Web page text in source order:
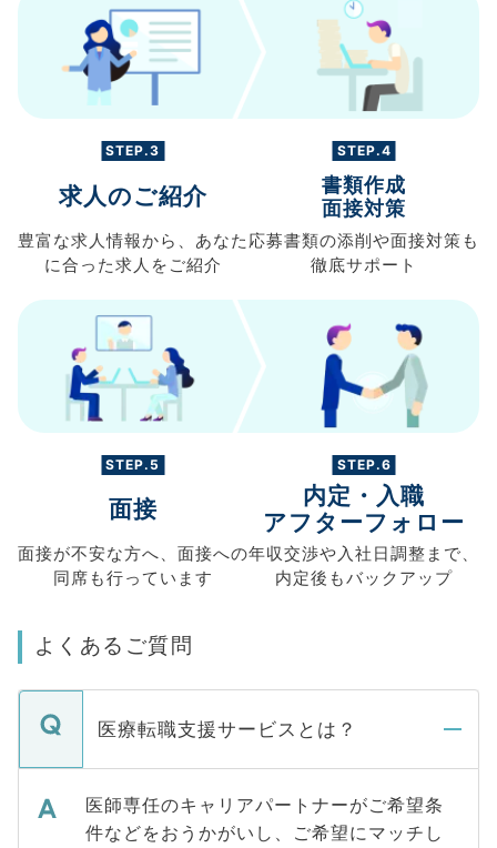
STEP.3
求人のご紹介
豊富な求人情報から、 あなた
に合った求人を ご紹介
STEP.4
書類作成
面接対策
応募書類の添削や面接対策も
徹底サポート
STEP.5
面接
面接が不安な方へ、 面接への
同席も行っています
STEP.6
内定・入職
アフターフォロー
年収交渉や入社日調整まで、
内定後もバックアップ
よくあるご質問
医療転職支援サービスとは？
医師専任のキャリアパートナーがご希望条
件などをおうかがいし、ご希望にマッチし